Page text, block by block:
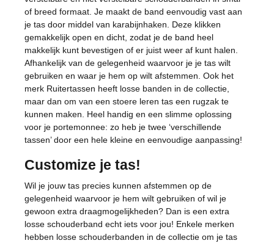
of breed formaat. Je maakt de band eenvoudig vast aan
je tas door middel van karabijnhaken. Deze klikken
gemakkelijk open en dicht, zodat je de band heel
makkelijk kunt bevestigen of er juist weer af kunt halen.
Afhankelijk van de gelegenheid waarvoor je je tas wilt
gebruiken en waar je hem op wilt afstemmen. Ook het
merk Ruitertassen heeft losse banden in de collectie,
maar dan om van een stoere leren tas een rugzak te
kunnen maken. Heel handig en een slimme oplossing
voor je portemonnee: zo heb je twee ‘verschillende
tassen’ door een hele kleine en eenvoudige aanpassing!
Customize je tas!
Wil je jouw tas precies kunnen afstemmen op de
gelegenheid waarvoor je hem wilt gebruiken of wil je
gewoon extra draagmogelijkheden? Dan is een extra
losse schouderband echt iets voor jou! Enkele merken
hebben losse schouderbanden in de collectie om je tas